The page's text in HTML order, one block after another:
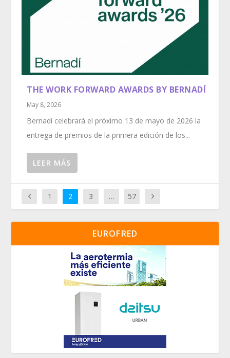
THE WORK FORWARD AWARDS BY BERNADÍ
May 8, 2026
Bernadí celebrará el próximo 13 de mayo de 2026 la
entrega de premios de la primera edición de los...
LEER MÁS
1 2 3 … 57
EUROFRED